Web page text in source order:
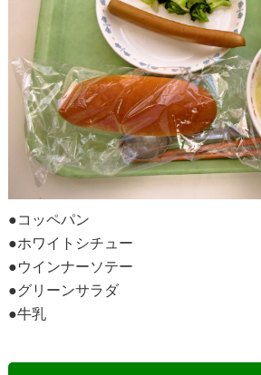
●コッペパン
●ホワイトシチュー
●ウインナーソテー
●グリーンサラダ
●牛乳